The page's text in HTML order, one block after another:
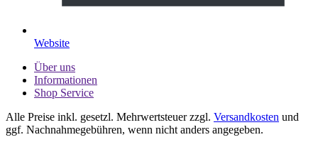
Website
Über uns
Informationen
Shop Service
Alle Preise inkl. gesetzl. Mehrwertsteuer zzgl. Versandkosten und
ggf. Nachnahmegebühren, wenn nicht anders angegeben.